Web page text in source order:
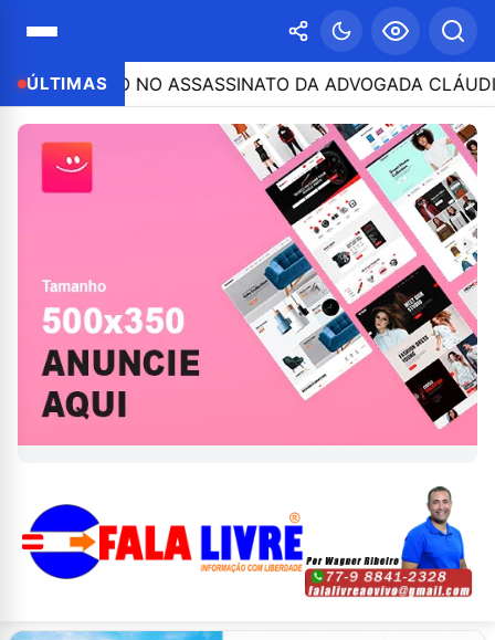
ÚLTIMAS
NO ASSASSINATO DA ADVOGADA CLÁUDIA FÉLIX;